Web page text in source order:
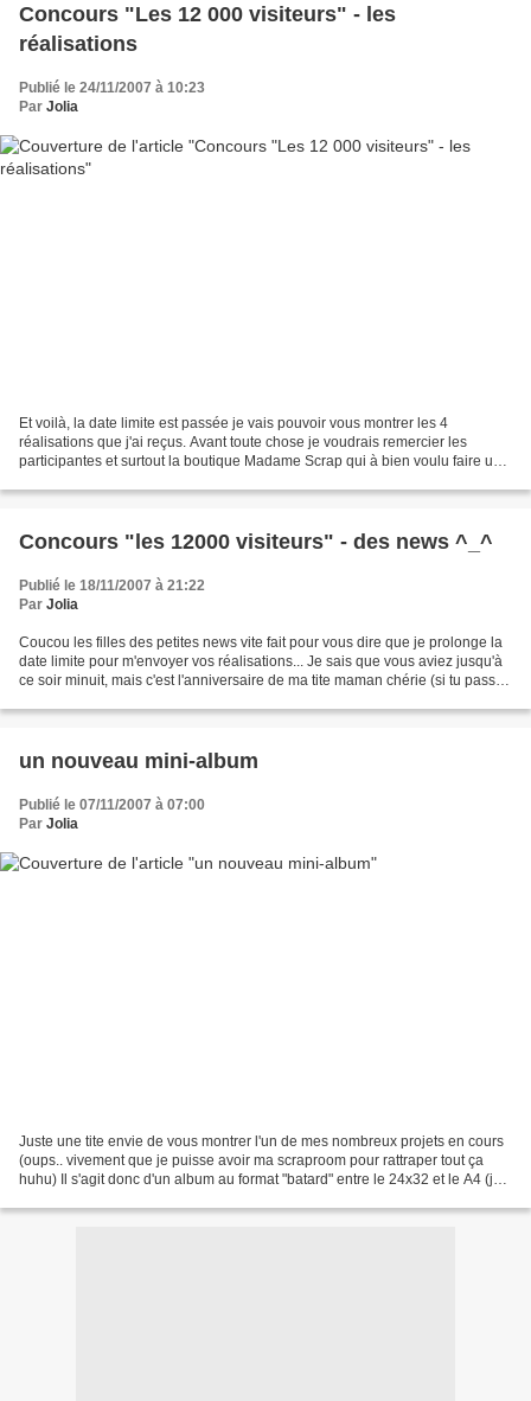
Concours "Les 12 000 visiteurs" - les
réalisations
Publié le 24/11/2007 à 10:23
Par Jolia
Et voilà, la date limite est passée je vais pouvoir vous montrer les 4
réalisations que j'ai reçus. Avant toute chose je voudrais remercier les
participantes et surtout la boutique Madame Scrap qui à bien voulu faire un
Concours "les 12000 visiteurs" - des news ^_^
Publié le 18/11/2007 à 21:22
Par Jolia
Coucou les filles des petites news vite fait pour vous dire que je prolonge la
date limite pour m'envoyer vos réalisations... Je sais que vous aviez jusqu'à
ce soir minuit, mais c'est l'anniversaire de ma tite maman chérie (si tu passe
un nouveau mini-album
Publié le 07/11/2007 à 07:00
Par Jolia
Juste une tite envie de vous montrer l'un de mes nombreux projets en cours
(oups.. vivement que je puisse avoir ma scraproom pour rattraper tout ça
huhu) Il s'agit donc d'un album au format "batard" entre le 24x32 et le A4 (je